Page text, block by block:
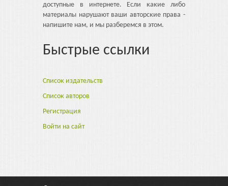
доступные в интернете. Если какие либо
материалы нарушают ваши авторские права -
напишите нам, и мы разберемся в этом.
Быстрые ссылки
Список издательств
Список авторов
Регистрация
Войти на сайт